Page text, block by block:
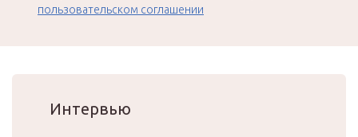
пользовательском соглашении
Интервью